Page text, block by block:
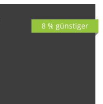
8 % günstiger